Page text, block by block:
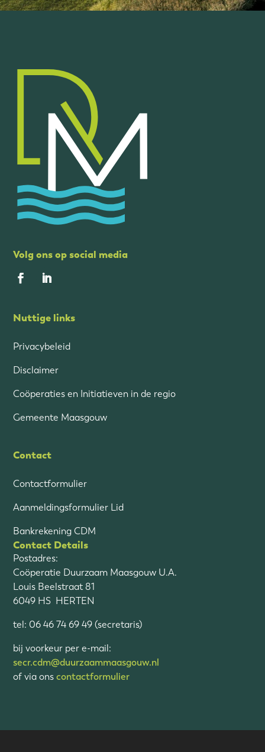
Volg ons op social media
Nuttige links
Privacybeleid
Disclaimer
Coöperaties en Initiatieven in de regio
Gemeente Maasgouw
Contact
Contactformulier
Aanmeldingsformulier Lid
Bankrekening CDM
Contact Details
Postadres:
Coöperatie Duurzaam Maasgouw U.A.
Louis Beelstraat 81
6049 HS HERTEN
tel: 06 46 74 69 49 (secretaris)
bij voorkeur per e-mail:
secr.cdm@duurzaammaasgouw.nl
of via onscontactformulier